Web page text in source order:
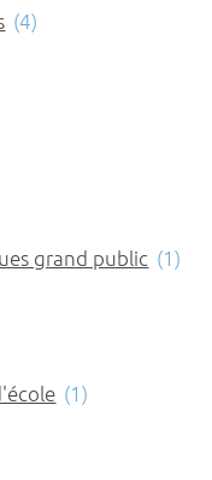
(4)
grand public (1)
(1)